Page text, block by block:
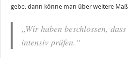
gebe, dann könne man über weitere
„Wir haben beschlossen,
intensiv prüfen.“